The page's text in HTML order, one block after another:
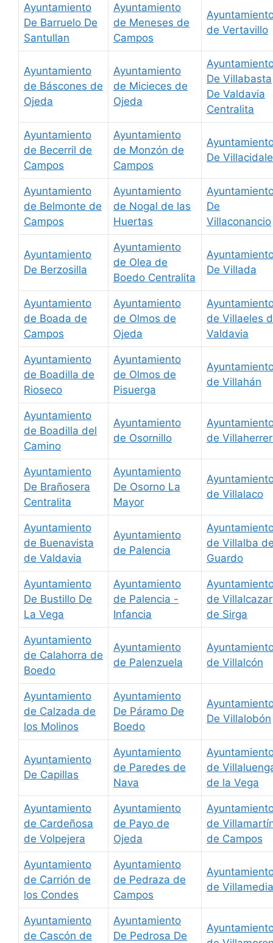
Ayuntamiento
De Barruelo De
Santullan
Ayuntamiento
de Meneses de
Campos
de Vertavillo
Ayuntamiento
de Báscones de
Ojeda
Ayuntamiento
de Micieces de
Ojeda
De Villabasta
De Valdavia
Centralita
Ayuntamiento
de Becerril de
Campos
Ayuntamiento
de Monzón de
Campos
De
Ayuntamiento
de Belmonte de
Campos
Ayuntamiento
de Nogal de las
Huertas
De
Villaconancio
Ayuntamiento
De Berzosilla
Ayuntamiento
de Olea de
Boedo Centralita
De Villada
Ayuntamiento
de Boada de
Campos
Ayuntamiento
de Olmos de
Ojeda
de Villaeles
Valdavia
Ayuntamiento
de Boadilla de
Rioseco
Ayuntamiento
de Olmos de
Pisuerga
de Villahán
Ayuntamiento
de Boadilla del
Camino
Ayuntamiento
de Osornillo
de
Ayuntamiento
De Brañosera
Centralita
Ayuntamiento
De Osorno La
Mayor
de Villalaco
Ayuntamiento
de Buenavista
de Valdavia
Ayuntamiento
de Palencia
de Villalba
Guardo
Ayuntamiento
De Bustillo De
La Vega
Ayuntamiento
de Palencia -
Infancia
de Villalcazar
de Sirga
Ayuntamiento
de Calahorra de
Boedo
Ayuntamiento
de Palenzuela
de Villalcón
Ayuntamiento
de Calzada de
los Molinos
Ayuntamiento
De Páramo De
Boedo
De Villalobón
Ayuntamiento
De Capillas
Ayuntamiento
de Paredes de
Nava
de
de la Vega
Ayuntamiento
de Cardeñosa
de Volpejera
Ayuntamiento
de Payo de
Ojeda
de
de Campos
Ayuntamiento
de Carrión de
los Condes
Ayuntamiento
de Pedraza de
Campos
de
Ayuntamiento
de Cascón de
Ayuntamiento
De Pedrosa De